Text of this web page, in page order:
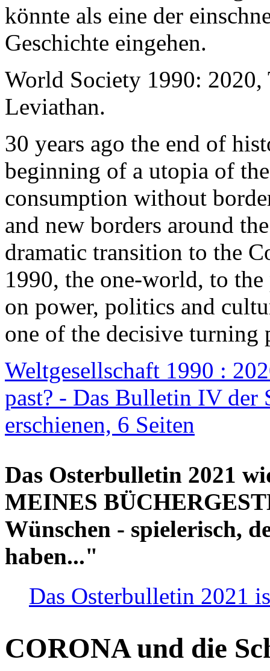
könnte als eine der
Geschichte eingehen.
World Society 1990: 2020,
Leviathan.
30 years ago the end of
beginning of a utopia of
consumption without
and new borders around
dramatic transition to the
1990, the one-world, to the
on power, politics and
one of the decisive turning
Weltgesellschaft 1990 :
past? - Das Bulletin IV der
erschienen, 6 Seiten
Das Osterbulletin 2021
MEINES
Wünschen - spielerisch,
haben..."
Das Osterbulletin 2021
CORONA und die